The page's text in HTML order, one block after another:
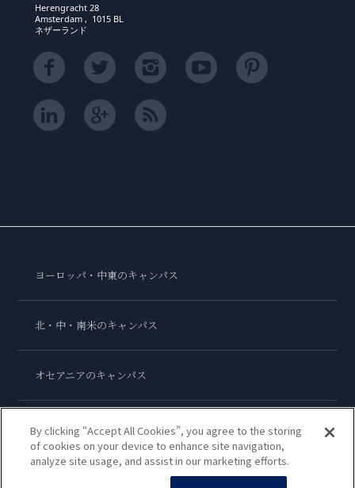
Herengracht 28
Amsterdam , 1015 BL
ネザーランド
ヨーロッパ・中東のキャンパス
北・中・南米のキャンパス
オセアニアのキャンパス
アジアのキャンパス
ル・コルドン・ブルー・インターナショナル
By clicking “Accept All Cookies”, you agree to the storing
of cookies on your device to enhance site navigation,
analyze site usage, and assist in our marketing efforts.